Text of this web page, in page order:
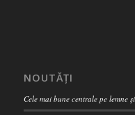
NOUTĂȚI
Cele mai bune centrale pe lemne